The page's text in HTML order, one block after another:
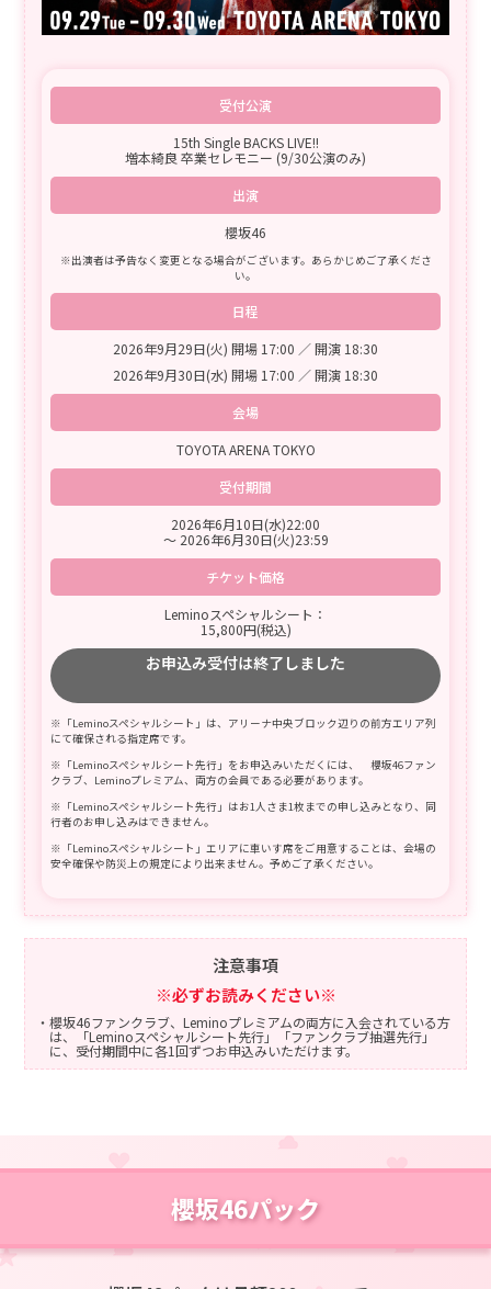
受付公演
15th Single BACKS LIVE!!
増本綺良 卒業セレモニー (9/30公演のみ)
出演
櫻坂46
※出演者は予告なく変更となる場合がございます。あらかじめご了承くださ
い。
日程
2026年9月29日(火) 開場 17:00 ／ 開演 18:30
2026年9月30日(水) 開場 17:00 ／ 開演 18:30
会場
TOYOTA ARENA TOKYO
受付期間
2026年6月10日(水)22:00
〜 2026年6月30日(火)23:59
チケット価格
Leminoスペシャルシート：
15,800円(税込)
お申込み受付は終了しました
※「Leminoスペシャルシート」は、アリーナ中央ブロック辺りの前方エリア列
にて確保される指定席です。
※「Leminoスペシャルシート先行」をお申込みいただくには、 櫻坂46ファン
クラブ、Leminoプレミアム、両方の会員である必要があります。
※「Leminoスペシャルシート先行」はお1人さま1枚までの申し込みとなり、同
行者のお申し込みはできません。
※「Leminoスペシャルシート」エリアに車いす席をご用意することは、会場の
安全確保や防災上の規定により出来ません。予めご了承ください。
注意事項
※必ずお読みください※
・櫻坂46ファンクラブ、Leminoプレミアムの両方に入会されている方
は、「Leminoスペシャルシート先行」「ファンクラブ抽選先行」
に、受付期間中に各1回ずつお申込みいただけます。
・櫻坂46ファンクラブ、Leminoプレミアム、Lemino櫻坂46パックの3
先行」に、受付期間中に1回お申込みいただけます。
人確認ができない場合には、理由の如何を問わず入場をお断りさせ
本人確認をさせていただきますが、身分証の提示をお願いする場合
櫻坂46パック